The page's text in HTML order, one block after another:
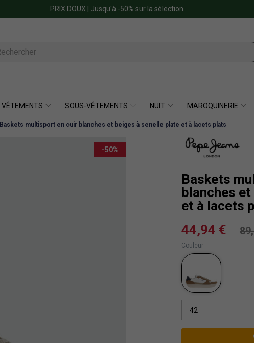
PRIX DOUX | Jusqu'à -50% sur la sélection
VÊTEMENTS SOUS-VÊTEMENTS NUIT MAROQUINERIE
Baskets multisport en cuir blanches et beiges à senelle plate et à lacets plats
-50%
Baskets
blanches
et à lacets
44,94 €
Couleur
42